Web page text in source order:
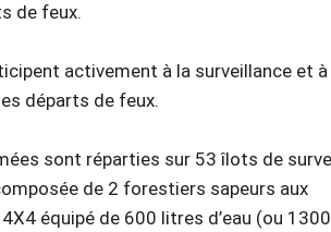
de feux.
activement à la surveillance et à
départs de feux.
sont réparties sur 53 îlots de
de 2 forestiers sapeurs aux
équipé de 600 litres d’eau (ou